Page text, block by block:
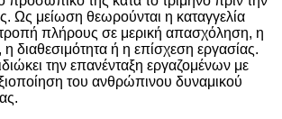
Ως μείωση θεωρούνται η καταγγελία
πλήρους σε μερική απασχόληση, η
διαθεσιμότητα ή η επίσχεση εργασίας.
την επανένταξη εργαζομένων με
του ανθρώπινου δυναμικού